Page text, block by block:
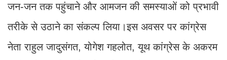
जन-जन तक पहुंचाने और आमजन की समस्याओं को प्रभावी
तरीके से उठाने का संकल्प लिया।इस अवसर पर कांग्रेस
नेता राहुल जादुसंगत, योगेश गहलोत, यूथ कांग्रेस के अकरम